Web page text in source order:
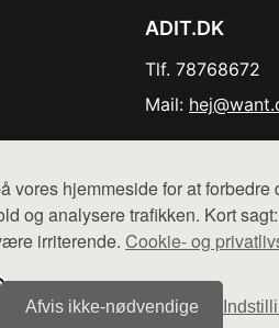
vores hjemmeside for at
og analysere trafikken. Kort
irriterende. Cookie- og
Afvis ikke‑nødvendige
ADIT.DK
Tlf. 78768672
Mail:
sælges ikke varer fra denne side -